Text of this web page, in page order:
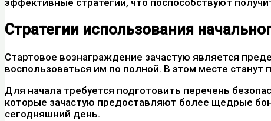
эффективные стратегии, что поспособствуют
Стратегии использования
Стартовое вознаграждение зачастую является
воспользоваться им по полной. В этом месте станут
Для начала требуется подготовить перечень
которые зачастую предоставляют более щедрые
сегодняшний день.